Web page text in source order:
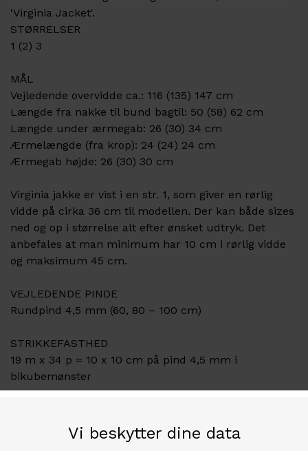
'Virginia Jacket'.
STØRRELSER
1 (2) 3
MÅL
Vejledende overvidde ca.: 116 (135) 147 cm
Længde fra nakke til bund bagtil: 50 (58) 62 cm
Længde under ærmegab: 26 (30) 34 cm
Ærmelængde (fra krop): 24 (24) 24 cm
Ærmegab højde: 26 (30) 30 cm
Virginia jakke er vist i en str. 1, som giver en rørlig
vidde på cirka 36 cm til modellen. Der kan både sizes
ned og op i størrelse alt efter ønsket udtryk. Det
anbefales at man minimum har 10 cm i rørlig vidde
og maksimum 45 cm.
VEJLEDENDE PINDE
Rundpind 4,5 mm (60, 80 – 100 cm)
STRIKKEFASTHED
19 m x 34 p = 10 x 10 cm på pind 4,5 mm i
bikubemønster
150 (200) 200 g Isager Tweed fv Sand